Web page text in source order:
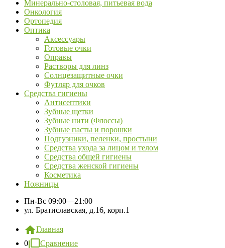
Минерально-столовая, питьевая вода
Онкология
Ортопедия
Оптика
Аксессуары
Готовые очки
Оправы
Растворы для линз
Солнцезащитные очки
Футляр для очков
Средства гигиены
Антисептики
Зубные щетки
Зубные нити (Флоссы)
Зубные пасты и порошки
Подгузники, пеленки, простыни
Средства ухода за лицом и телом
Средства общей гигиены
Средства женской гигиены
Косметика
Ножницы
Пн-Вс 09:00—21:00
ул. Братиславская, д.16, корп.1
Главная
0
Сравнение